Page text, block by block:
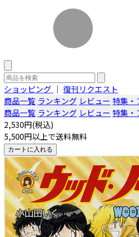
ショッピング ｜ 復刊リクエスト
商品一覧 ランキング レビュー 特集・
商品一覧 ランキング レビュー 特集・
2,530円(税込)
5,500円以上で送料無料
カートに入れる